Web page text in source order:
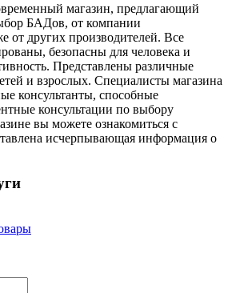
магазин, предлагающий
БАДов, от компании
от других производителей. Все
безопасны для человека и
Представлены различные
и взрослых. Специалисты магазина
консультанты, способные
консультации по выбору
вы можете ознакомиться с
исчерпывающая информация о